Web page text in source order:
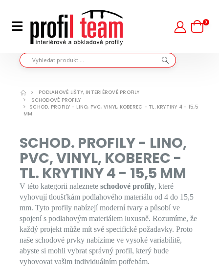
0
PODLAHOVÉ LIŠTY, INTERIÉROVÉ PROFILY
SCHODOVÉ PROFILY
SCHOD. PROFILY - LINO, PVC, VINYL, KOBEREC - TL. KRYTINY 4 - 15,5
MM
SCHOD. PROFILY - LINO,
PVC, VINYL, KOBEREC -
TL. KRYTINY 4 - 15,5 MM
V této kategorii naleznete schodové profily, které
vyhovují tloušťkám podlahového materiálu od 4 do 15,5
mm. Tyto profily nabízejí moderní tvary a působí ve
spojení s podlahovým materiálem luxusně. Rozumíme, že
každý projekt může mít své specifické požadavky. Proto
naše schodové prvky nabízíme ve vysoké variabilitě,
abyste si mohli vybrat správný profil, který bude
vyhovovat vašim individuálním potřebám.